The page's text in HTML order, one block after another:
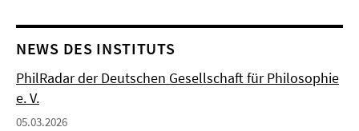
NEWS DES INSTITUTS
PhilRadar der Deutschen Gesellschaft für Philosophie
e. V.
05.03.2026